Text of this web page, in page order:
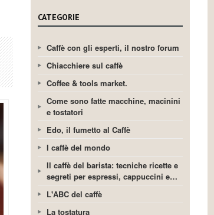
CATEGORIE
Caffè con gli esperti, il nostro forum
Chiacchiere sul caffè
Coffee & tools market.
Come sono fatte macchine, macinini
e tostatori
Edo, il fumetto al Caffè
I caffè del mondo
Il caffè del barista: tecniche ricette e
segreti per espressi, cappuccini e…
L'ABC del caffè
La tostatura